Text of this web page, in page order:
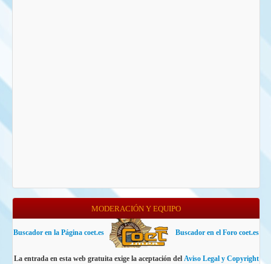
MODERACIÓN Y EQUIPO
Buscador en la Página coet.es Buscador en el Foro coet.es
La entrada en esta web gratuita exige la aceptación del Aviso Legal y Copyright